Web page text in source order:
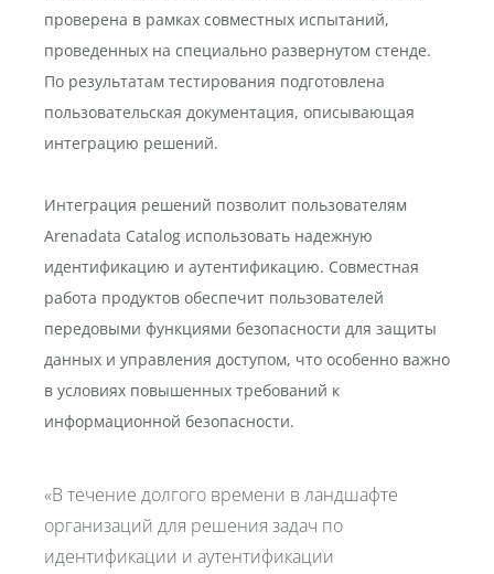
проверена в рамках совместных испытаний,
проведенных на специально развернутом стенде.
По результатам тестирования подготовлена
пользовательская документация, описывающая
интеграцию решений.
Интеграция решений позволит пользователям
Arenadata Catalog использовать надежную
идентификацию и аутентификацию. Совместная
работа продуктов обеспечит пользователей
передовыми функциями безопасности для защиты
данных и управления доступом, что особенно важно
в условиях повышенных требований к
информационной безопасности.
«В течение долгого времени в ландшафте
организаций для решения задач по
идентификации и аутентификации